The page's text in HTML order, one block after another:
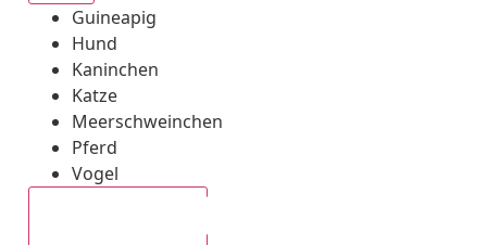
Guineapig
Hund
Kaninchen
Katze
Meerschweinchen
Pferd
Vogel